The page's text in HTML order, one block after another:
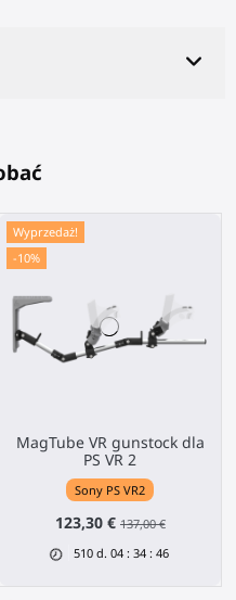
Wyprzedaż!
-10%
MagTube VR gunstock dla
PS VR 2
Sony PS VR2
123,30 € 137,00 €
510 d. 04 :34 :46